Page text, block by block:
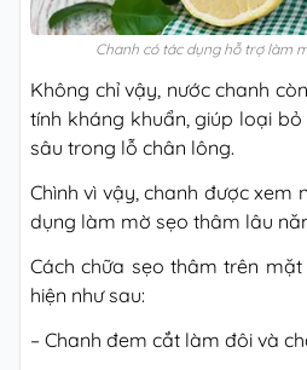
Chanh có tác dụng hỗ trợ làm
Không chỉ vậy, nước chanh
tính kháng khuẩn, giúp loại
sâu trong lỗ chân lông.
Chình vì vậy, chanh được
dụng làm mờ sẹo thâm lâu
Cách chữa sẹo thâm trên
hiện như sau:
– Chanh đem cắt làm đôi và